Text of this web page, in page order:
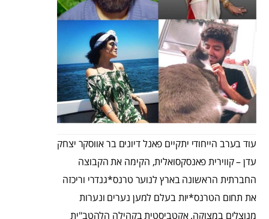
עוד בערב הייחודי יתקיים פאנל דיונים בר אווסקר יצחק
עדן – קווירית פאנסקסואלית, הקימה את הקבוצה
החברתית הראשונה בארץ לנוער טרנס*גנדרי וריכזה
את תחום הטרנס*יות בעלם למען נערים ונערות
מנוצלים במצוקה. אקטביסטית בקהילה הלהטב"ית